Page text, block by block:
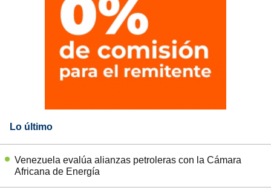
Lo último
Venezuela evalúa alianzas petroleras con la Cámara
Africana de Energía